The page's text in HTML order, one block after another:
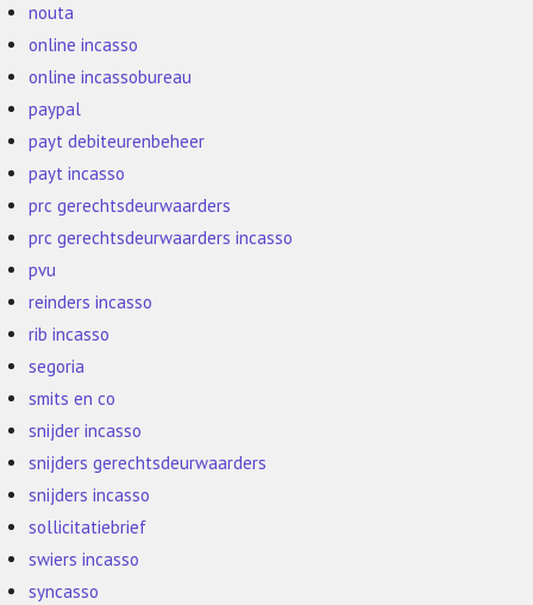
nouta
online incasso
online incassobureau
paypal
payt debiteurenbeheer
payt incasso
prc gerechtsdeurwaarders
prc gerechtsdeurwaarders incasso
pvu
reinders incasso
rib incasso
segoria
smits en co
snijder incasso
snijders gerechtsdeurwaarders
snijders incasso
sollicitatiebrief
swiers incasso
syncasso